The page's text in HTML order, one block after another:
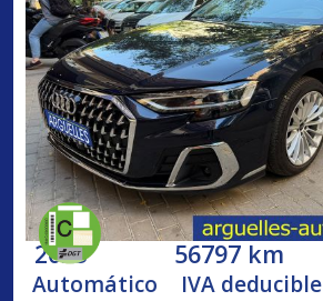
2023 56797 km
Automático IVA deducible